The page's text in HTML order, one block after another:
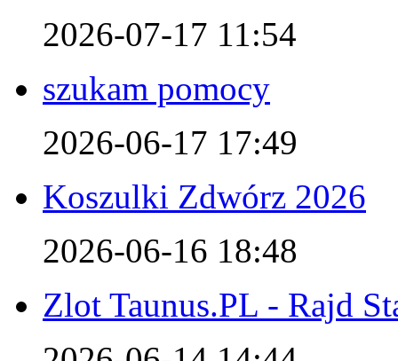
2026-07-17 11:54
szukam pomocy
2026-06-17 17:49
Koszulki Zdwórz 2026
2026-06-16 18:48
Zlot Taunus.PL - Rajd